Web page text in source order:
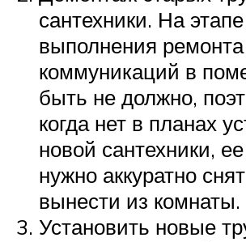
сантехники. На этапе
выполнения ремонта
коммуникаций в
быть не должно,
когда нет в планах
новой сантехники,
нужно аккуратно
вынести из комнаты.
Установить новые